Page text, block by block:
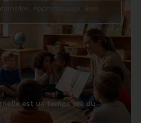
Apprentissage
Bien
est un temps clé du